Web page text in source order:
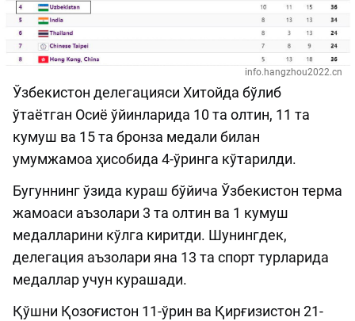
info.hangzhou2022.cn
Ўзбекистон делегацияси Хитойда бўлиб
ўтаётган Осиё ўйинларида 10 та олтин, 11 та
кумуш ва 15 та бронза медали билан
умумжамоа ҳисобида 4-ўринга кўтарилди.
Бугуннинг ўзида кураш бўйича Ўзбекистон терма
жамоаси аъзолари 3 та олтин ва 1 кумуш
медалларини кўлга киритди. Шунингдек,
делегация аъзолари яна 13 та спорт турларида
медаллар учун курашади.
Қўшни Қозоғистон 11-ўрин ва Қирғизистон 21-